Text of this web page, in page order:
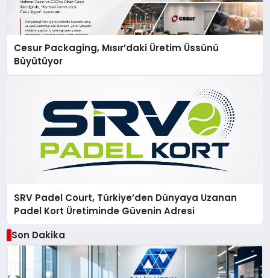
Cesur Packaging, Mısır’daki Üretim Üssünü
Büyütüyor
SRV Padel Court, Türkiye’den Dünyaya Uzanan
Padel Kort Üretiminde Güvenin Adresi
Son Dakika